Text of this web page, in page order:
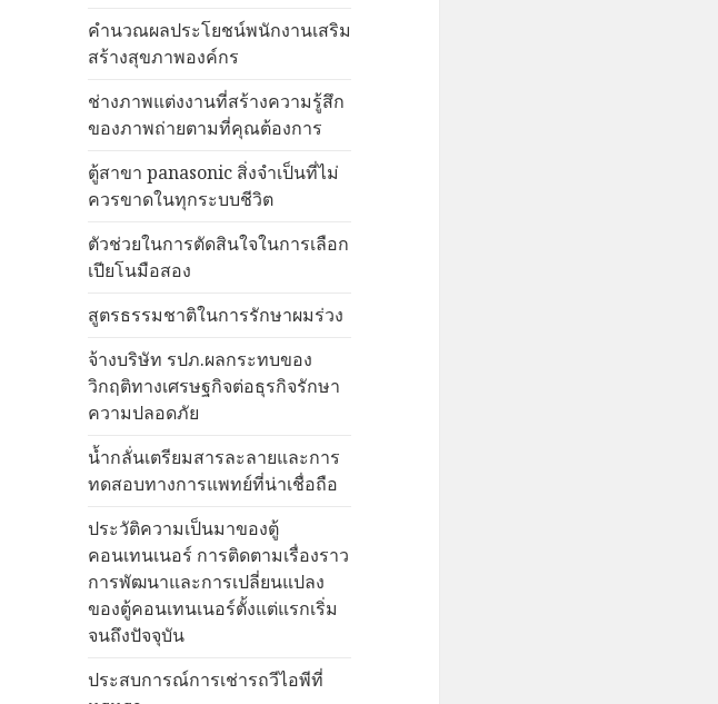
คำนวณผลประโยชน์พนักงานเสริม
สร้างสุขภาพองค์กร
ช่างภาพแต่งงานที่สร้างความรู้สึก
ของภาพถ่ายตามที่คุณต้องการ
ตู้สาขา panasonic สิ่งจำเป็นที่ไม่
ควรขาดในทุกระบบชีวิต
ตัวช่วยในการตัดสินใจในการเลือก
เปียโนมือสอง
สูตรธรรมชาติในการรักษาผมร่วง
จ้างบริษัท รปภ.ผลกระทบของ
วิกฤติทางเศรษฐกิจต่อธุรกิจรักษา
ความปลอดภัย
น้ำกลั่นเตรียมสารละลายและการ
ทดสอบทางการแพทย์ที่น่าเชื่อถือ
ประวัติความเป็นมาของตู้
คอนเทนเนอร์ การติดตามเรื่องราว
การพัฒนาและการเปลี่ยนแปลง
ของตู้คอนเทนเนอร์ตั้งแต่แรกเริ่ม
จนถึงปัจจุบัน
ประสบการณ์การเช่ารถวีไอพีที่